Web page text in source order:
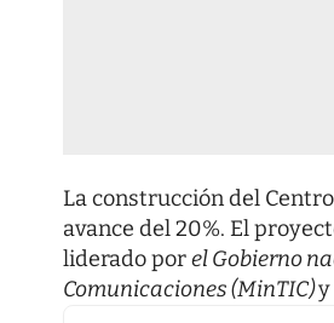
La construcción del
avance del 20%. El
liderado porel Gobierno
Comunicaciones (MinTIC)